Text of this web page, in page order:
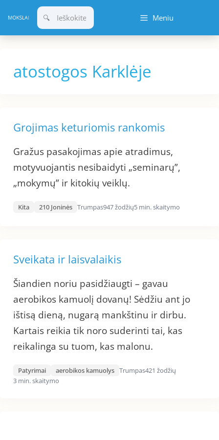
prie
turinio
Meniu
atostogos Karklėje
Grojimas keturiomis rankomis
Gražus pasakojimas apie atradimus,
motyvuojantis nesibaidyti „seminarų”,
„mokymų” ir kitokių veiklų.
Kita 210 Joninės Trumpas947 žodžių5 min. skaitymo
Sveikata ir laisvalaikis
Šiandien noriu pasidžiaugti – gavau
aerobikos kamuolį dovanų! Sėdžiu ant jo
ištisą dieną, nugarą mankštinu ir dirbu.
Kartais reikia tik noro suderinti tai, kas
reikalinga su tuom, kas malonu.
Patyrimai aerobikos kamuolys Trumpas421 žodžių
3 min. skaitymo